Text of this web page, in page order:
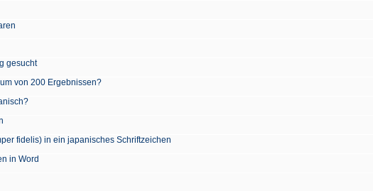
gesucht
von 200 Ergebnissen?
fidelis) in ein japanisches Schriftzeichen
in Word